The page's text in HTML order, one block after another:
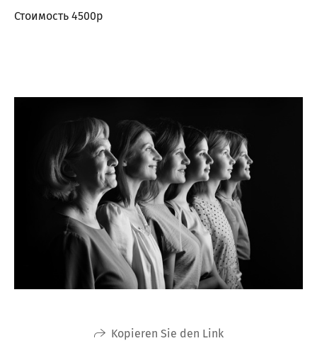
Стоимость 4500р
Kopieren Sie den Link